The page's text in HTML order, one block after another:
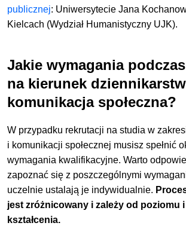
publicznej: Uniwersytecie Jana
Kielcach (Wydział Humanistyczny UJK).
Jakie wymagania
na kierunek
komunikacja społeczna?
W przypadku rekrutacji na studia w
i komunikacji społecznej musisz spełnić
wymagania kwalifikacyjne. Warto
zapoznać się z poszczególnymi
uczelnie ustalają je indywidualnie.
jest zróżnicowany i zależy od poziomu
kształcenia.